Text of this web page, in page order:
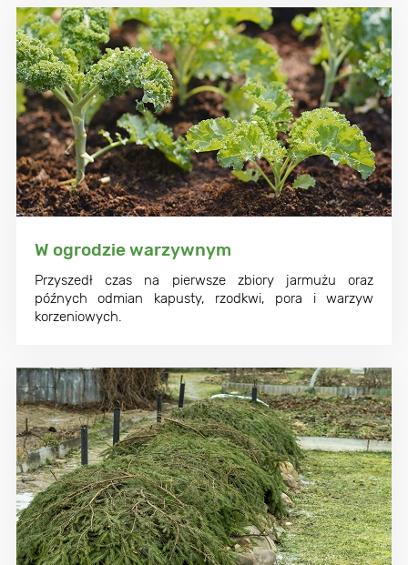
W ogrodzie warzywnym
Przyszedł czas na pierwsze zbiory jarmużu oraz
późnych odmian kapusty, rzodkwi, pora i warzyw
korzeniowych.